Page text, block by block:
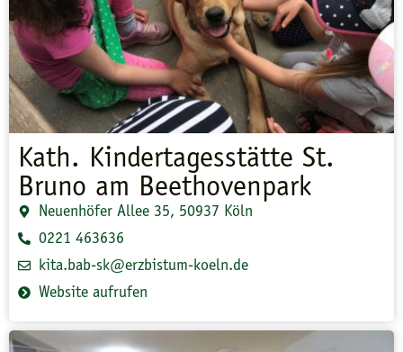
Kath. Kindertagesstätte St.
Bruno am Beethovenpark
Neuenhöfer Allee 35, 50937 Köln
0221 463636
kita.bab-sk@erzbistum-koeln.de
Website aufrufen